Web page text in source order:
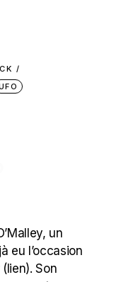
un
eu l’occasion
Son